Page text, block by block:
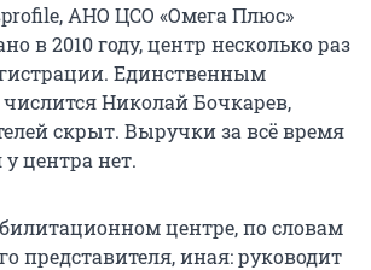
АНО ЦСО «Омега Плюс»
в 2010 году, центр несколько раз
Единственным
Николай Бочкарев,
скрыт. Выручки за всё время
центра нет.
центре, по словам
представителя, иная: руководит